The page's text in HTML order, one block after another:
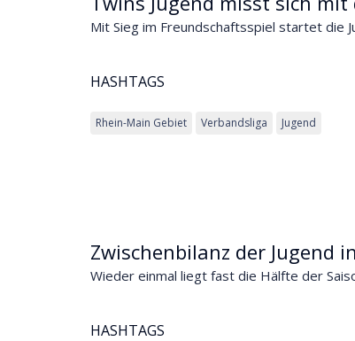
Mit Sieg im Freundschaftsspiel startet die
HASHTAGS
Rhein-Main Gebiet Verbandsliga Jugend
Zwischenbilanz der Jugend
Wieder einmal liegt fast die Hälfte der
HASHTAGS